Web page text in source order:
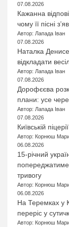
07.08.2026
Кажанна
чому її пісні
Автор: Лапада Іван
07.08.2026
Наталка
відкладати
Автор: Лапада Іван
07.08.2026
Дорофєєва
плани: усе
Автор: Лапада Іван
07.08.2026
Київській
Автор: Корнюш
06.08.2026
15-річний
тривогу
Автор: Корнюш
06.08.2026
На Теремках у
переріс у
Автор: Корнюш